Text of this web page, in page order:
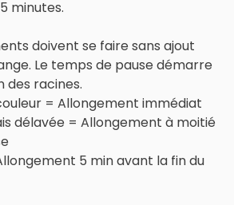
minutes.
doivent se faire sans ajout
Le temps de pause démarre
des racines.
= Allongement immédiat
délavée = Allongement à moitié
5 min avant la fin du